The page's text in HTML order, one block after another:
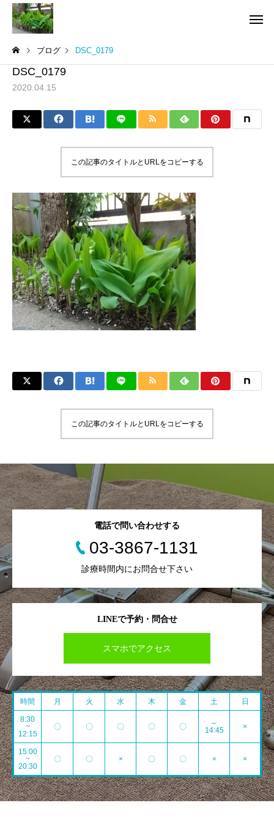
ブログ DSC_0179
DSC_0179
2020.04.15
この記事のタイトルとURLをコピーする
この記事のタイトルとURLをコピーする
LINEで予約・問合せ
スマホでアクセス
電話で問い合わせする
03-3867-1131
診療時間内にお問合せ下さい
時間 月 火 水 木 金 土 日
8:30
~
12:15
〇 〇 〇 〇 〇
～
14:45
×
15:00
~
20:30
〇 〇 × 〇 〇 × ×